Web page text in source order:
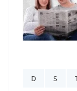
D
S